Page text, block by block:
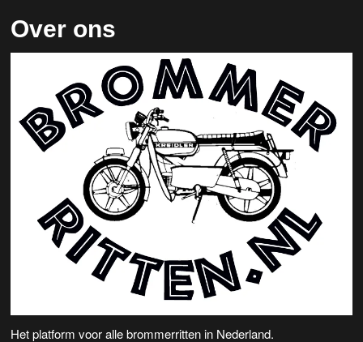
Over ons
Het platform voor alle brommerritten in Nederland.